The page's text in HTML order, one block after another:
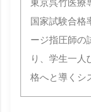
東京呉竹医療
国家試験合格
ージ指圧師の
り、学生一人
格へと導くシ